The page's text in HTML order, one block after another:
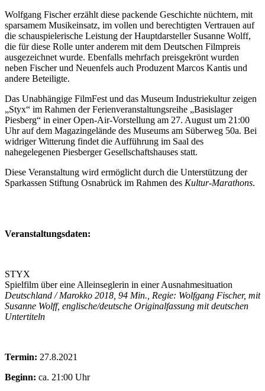
Wolfgang Fischer erzählt diese packende Geschichte nüchtern, mit
sparsamem Musikeinsatz, im vollen und berechtigten Vertrauen auf
die schauspielerische Leistung der Hauptdarsteller Susanne Wolff,
die für diese Rolle unter anderem mit dem Deutschen Filmpreis
ausgezeichnet wurde. Ebenfalls mehrfach preisgekrönt wurden
neben Fischer und Neuenfels auch Produzent Marcos Kantis und
andere Beteiligte.
Das Unabhängige FilmFest und das Museum Industriekultur zeigen
„Styx“ im Rahmen der Ferienveranstaltungsreihe „Basislager
Piesberg“ in einer Open-Air-Vorstellung am 27. August um 21:00
Uhr auf dem Magazingelände des Museums am Süberweg 50a. Bei
widriger Witterung findet die Aufführung im Saal des
nahegelegenen Piesberger Gesellschaftshauses statt.
Diese Veranstaltung wird ermöglicht durch die Unterstützung der
Sparkassen Stiftung Osnabrück im Rahmen des Kultur-Marathons.
Veranstaltungsdaten:
STYX
Spielfilm über eine Alleinseglerin in einer Ausnahmesituation
Deutschland / Marokko 2018, 94 Min., Regie: Wolfgang Fischer, mit
Susanne Wolff, englische/deutsche Originalfassung mit deutschen
Untertiteln
Termin: 27.8.2021
Beginn: ca. 21:00 Uhr